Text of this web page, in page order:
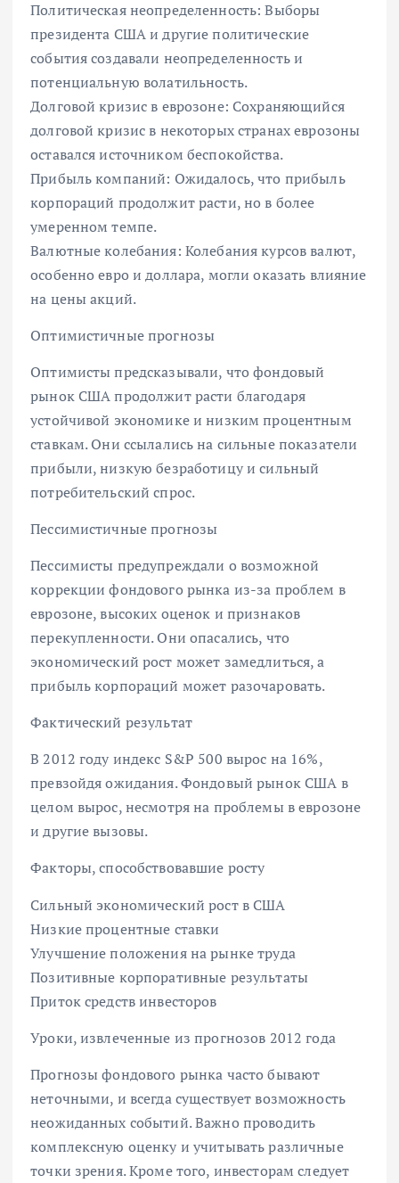
Политическая неопределенность: Выборы
президента США и другие политические
события создавали неопределенность и
потенциальную волатильность.
Долговой кризис в еврозоне: Сохраняющийся
долговой кризис в некоторых странах еврозоны
оставался источником беспокойства.
Прибыль компаний: Ожидалось, что прибыль
корпораций продолжит расти, но в более
умеренном темпе.
Валютные колебания: Колебания курсов валют,
особенно евро и доллара, могли оказать влияние
на цены акций.
Оптимистичные прогнозы
Оптимисты предсказывали, что фондовый
рынок США продолжит расти благодаря
устойчивой экономике и низким процентным
ставкам. Они ссылались на сильные показатели
прибыли, низкую безработицу и сильный
потребительский спрос.
Пессимистичные прогнозы
Пессимисты предупреждали о возможной
коррекции фондового рынка из-за проблем в
еврозоне, высоких оценок и признаков
перекупленности. Они опасались, что
экономический рост может замедлиться, а
прибыль корпораций может разочаровать.
Фактический результат
В 2012 году индекс S&P 500 вырос на 16%,
превзойдя ожидания. Фондовый рынок США в
целом вырос, несмотря на проблемы в еврозоне
и другие вызовы.
Факторы, способствовавшие росту
Сильный экономический рост в США
Низкие процентные ставки
Улучшение положения на рынке труда
Позитивные корпоративные результаты
Приток средств инвесторов
Уроки, извлеченные из прогнозов 2012 года
Прогнозы фондового рынка часто бывают
неточными, и всегда существует возможность
неожиданных событий. Важно проводить
комплексную оценку и учитывать различные
точки зрения. Кроме того, инвесторам следует